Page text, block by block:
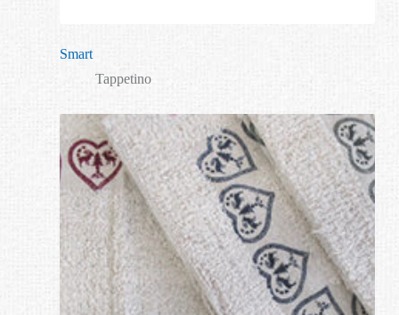
Smart
Tappetino